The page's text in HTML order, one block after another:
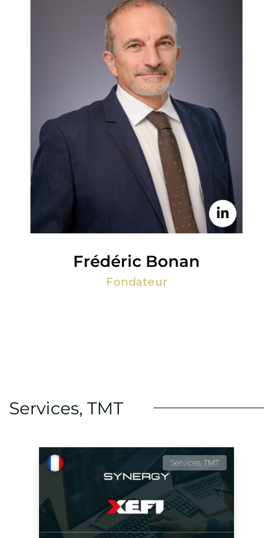
Frédéric Bonan
Fondateur
Services, TMT
Services, TMT